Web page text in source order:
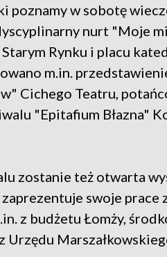
poznamy w sobotę
nurt "Moje
Rynku i placu
m.in.
Cichego Teatru,
"Epitafium Błazna"
zostanie też otwarta
swoje prace
z budżetu Łomży,
Urzędu